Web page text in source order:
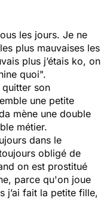
les jours. Je ne
plus mauvaises les
plus j’étais ko, on
quoi".
quitter son
une petite
mène une double
métier.
dans le
obligé de
on est prostitué
parce qu'on joue
j’ai fait la petite fille,